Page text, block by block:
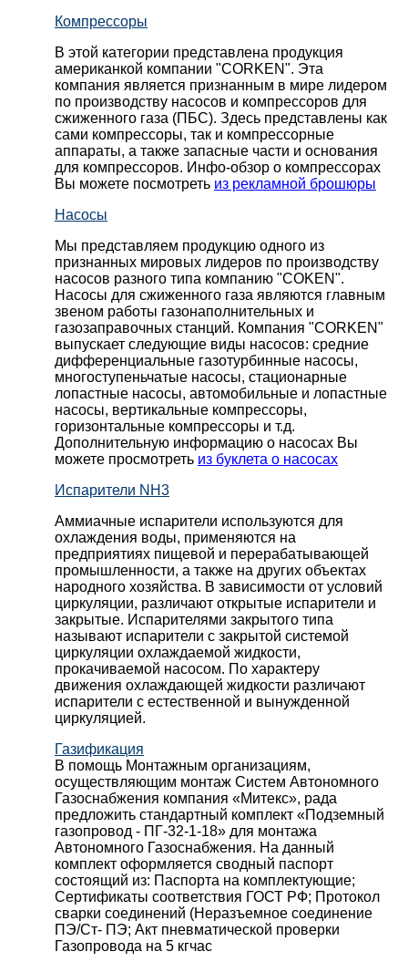
Компрессоры
В этой категории представлена продукция
американкой компании "CORKEN". Эта
компания является признанным в мире лидером
по производству насосов и компрессоров для
сжиженного газа (ПБС). Здесь представлены как
сами компрессоры, так и компрессорные
аппараты, а также запасные части и основания
для компрессоров. Инфо-обзор о компрессорах
Вы можете посмотреть из рекламной брошюры
Насосы
Мы представляем продукцию одного из
признанных мировых лидеров по производству
насосов разного типа компанию "COKEN".
Насосы для сжиженного газа являются главным
звеном работы газонаполнительных и
газозаправочных станций. Компания "CORKEN"
выпускает следующие виды насосов: cредние
дифференциальные газотурбинные насосы,
многоступеньчатые насосы, стационарные
лопастные насосы, автомобильные и лопaстные
насосы, вертикальные компрессоры,
горизонтальные компрессоры и т.д.
Дополнительную информацию о насосах Вы
можете просмотреть из буклета о насосах
Испарители NH3
Аммиачные испарители используются для
охлаждения воды, применяются на
предприятиях пищевой и перерабатывающей
промышленности, а также на других объектах
народного хозяйства. В зависимости от условий
циркуляции, различают открытые испарители и
закрытые. Испарителями закрытого типа
называют испарители с закрытой системой
циркуляции охлаждаемой жидкости,
прокачиваемой насосом. По характеру
движения охлаждающей жидкости различают
испарители с естественной и вынужденной
циркуляцией.
Газификация
В помощь Монтажным организациям,
осуществляющим монтаж Систем Автономного
Газоснабжения компания «Митекс», рада
предложить стандартный комплект «Подземный
газопровод - ПГ-32-1-18» для монтажа
Автономного Газоснабжения. На данный
комплект оформляется сводный паспорт
состоящий из: Паспорта на комплектующие;
Сертификаты соответствия ГОСТ РФ; Протокол
сварки соединений (Неразъемное соединение
ПЭ/Ст- ПЭ; Акт пневматической проверки
Газопровода на 5 кгчас